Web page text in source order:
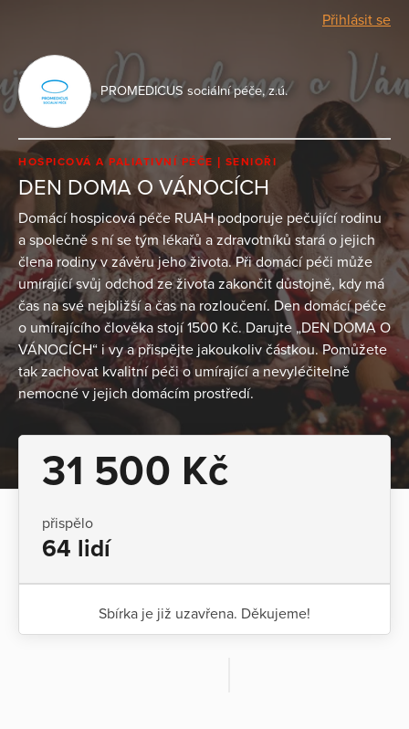
Přihlásit se
PROMEDICUS sociální péče, z.ú.
HOSPICOVÁ A PALIATIVNÍ PÉČE SENIOŘI
DEN DOMA O VÁNOCÍCH
Domácí hospicová péče RUAH podporuje pečující rodinu
a společně s ní se tým lékařů a zdravotníků stará o jejich
člena rodiny v závěru jeho života. Při domácí péči může
umírající svůj odchod ze života zakončit důstojně, kdy má
čas na své nejbližší a čas na rozloučení. Den domácí péče
o umírajícího člověka stojí 1500 Kč. Darujte „DEN DOMA O
VÁNOCÍCH“ i vy a přispějte jakoukoliv částkou. Pomůžete
tak zachovat kvalitní péči o umírající a nevyléčitelně
nemocné v jejich domácím prostředí.
31 500 Kč
přispělo
64 lidí
Sbírka je již uzavřena. Děkujeme!